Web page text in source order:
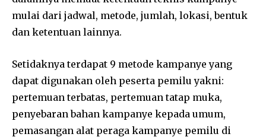
mulai dari jadwal, metode, jumlah, lokasi, bentuk
dan ketentuan lainnya.
Setidaknya terdapat 9 metode kampanye yang
dapat digunakan oleh peserta pemilu yakni:
pertemuan terbatas, pertemuan tatap muka,
penyebaran bahan kampanye kepada umum,
pemasangan alat peraga kampanye pemilu di